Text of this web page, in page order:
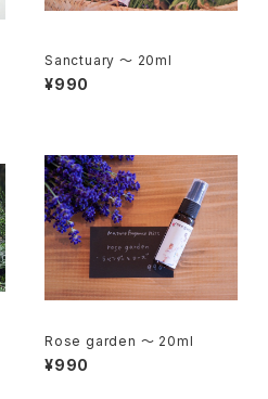
Sanctuary ～ 20ml
¥990
Rose garden ～ 20ml
¥990